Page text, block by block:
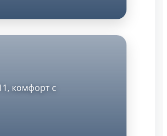
комфорт с